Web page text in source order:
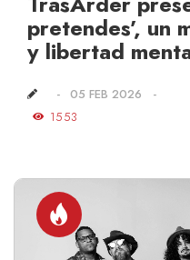
pretendes’, un
y libertad
05 FEB 2026
1553